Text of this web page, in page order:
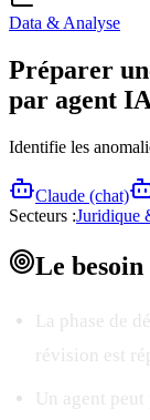
Data & Analyse
Préparer
par agent IA
Identifie les
Claude (chat)
Secteurs :Juridique
Le besoin
La phase de
révision est
Un agent